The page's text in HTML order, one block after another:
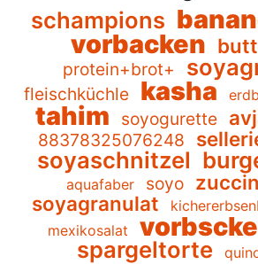
schampions
vorbacken
protein+brot+
fleischküchle kasha
tahim soyogurette
88378325076248
soyaschnitzel
aquafaber soyo
soyagranulat
mexikosalat
spargeltorte